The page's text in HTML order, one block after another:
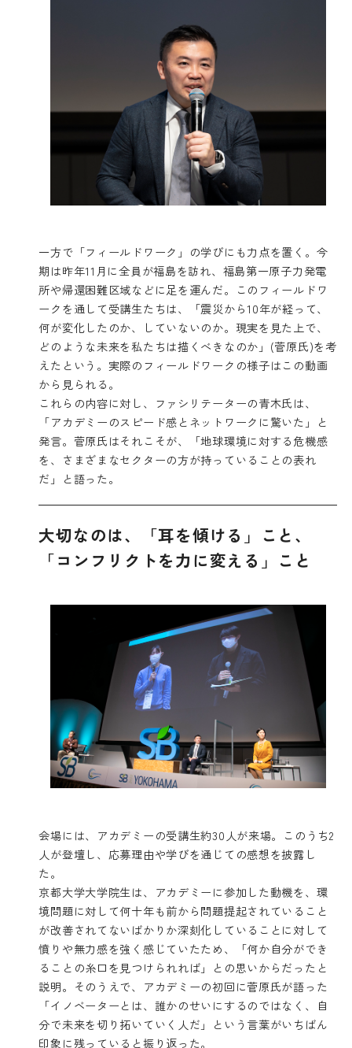
一方で「フィールドワーク」の学びにも力点を置く。今
期は昨年11月に全員が福島を訪れ、福島第一原子力発電
所や帰還困難区域などに足を運んだ。このフィールドワ
ークを通して受講生たちは、「震災から10年が経って、
何が変化したのか、していないのか。現実を見た上で、
どのような未来を私たちは描くべきなのか」(菅原氏)を考
えたという。実際のフィールドワークの様子はこの動画
から見られる。
これらの内容に対し、ファシリテーターの青木氏は、
「アカデミーのスピード感とネットワークに驚いた」と
発言。菅原氏はそれこそが、「地球環境に対する危機感
を、さまざまなセクターの方が持っていることの表れ
だ」と語った。
大切なのは、「耳を傾ける」こと、
「コンフリクトを力に変える」こと
会場には、アカデミーの受講生約30人が来場。このうち2
人が登壇し、応募理由や学びを通じての感想を披露し
た。
京都大学大学院生は、アカデミーに参加した動機を、環
境問題に対して何十年も前から問題提起されていること
が改善されてないばかりか深刻化していることに対して
憤りや無力感を強く感じていたため、「何か自分ができ
ることの糸口を見つけられれば」との思いからだったと
説明。そのうえで、アカデミーの初回に菅原氏が語った
「イノベーターとは、誰かのせいにするのではなく、自
分で未来を切り拓いていく人だ」という言葉がいちばん
印象に残っていると振り返った。